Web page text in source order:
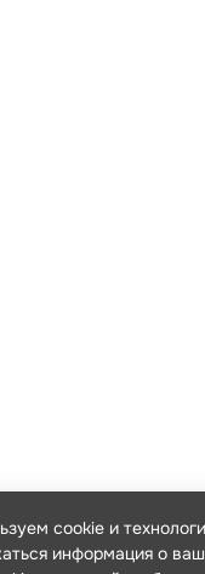
cookie и
информация о